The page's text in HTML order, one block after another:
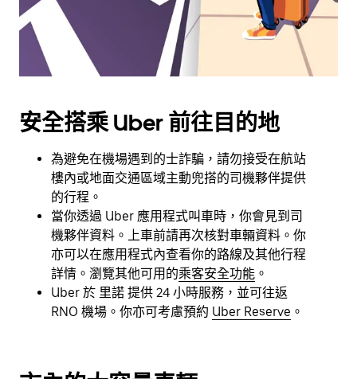
擇
日
期。
按
鈕
安全搭乘 Uber 前往目的地
為避免在機場遇到的士詐騙，請勿接受在航站
樓內或地面交通區域主動兜搭的司機夥伴提供
的行程。
當你透過 Uber 應用程式叫車時，你會見到司
機夥伴資料。上車前請再次核對車輛資料。你
亦可以在應用程式內查看你的路線及其他行程
詳情。瀏覽其他可用的乘客安全功能 。
Uber 於 里諾 提供 24 小時服務，並可往返
RNO 機場。你亦可考慮預約 Uber Reserve 。